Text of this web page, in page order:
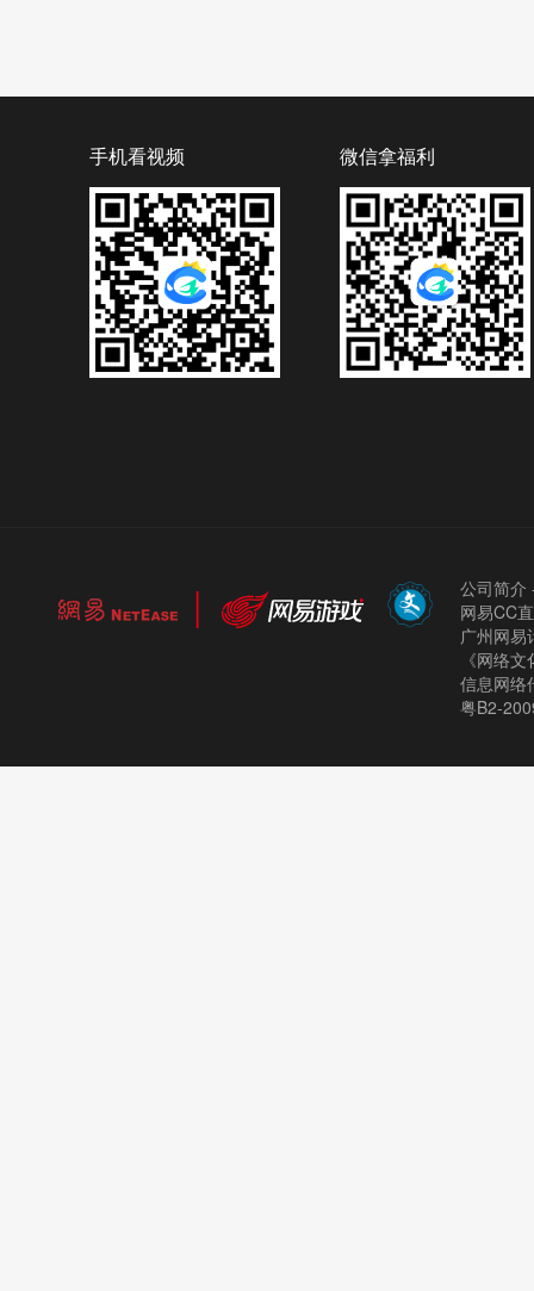
手机看视频 微信拿福利
公司简介
网易CC
广州网
《网络
信息网络
粤B2-